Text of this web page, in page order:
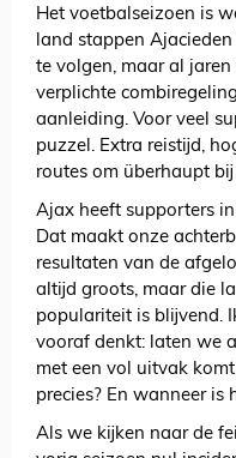
Het voetbalseizoen is
land stappen
te volgen, maar al
verplichte
aanleiding. Voor veel
puzzel. Extra reistijd,
routes om überhaupt
Ajax heeft supporters
Dat maakt onze
resultaten van de
altijd groots, maar die
populariteit is blijvend.
vooraf denkt: laten we
met een vol uitvak
precies? En wanneer is
Als we kijken naar de